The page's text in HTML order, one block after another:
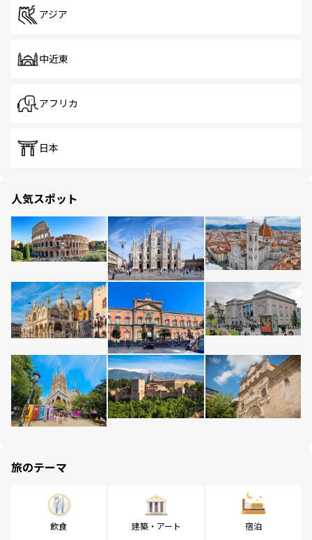
アジア
中近東
アフリカ
日本
人気スポット
旅のテーマ
飲食 建築・アート 宿泊